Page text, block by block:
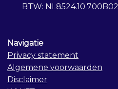
BTW: NL8524.10.700B02
Navigatie
Privacy statement
Algemene voorwaarden
Disclaimer